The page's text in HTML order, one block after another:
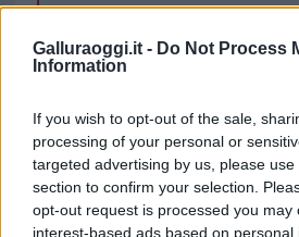
Galluraoggi.it - Do Not Process
Information
If you wish to opt-out of the sale,
processing of your personal or
targeted advertising by us, please
section to confirm your selection.
opt-out request is processed you may
interest-based ads based on
sezioneLogin dal menù
cliccando
TEMI: Lavori Ospedale Olbia
Ospedale Giovanni Paolo Ii Olbia
Pronto Soccorso Olbia
Tac